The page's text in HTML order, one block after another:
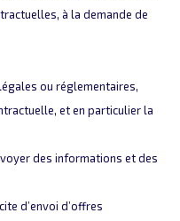
à la demande de
ou réglementaires,
et en particulier la
des informations et des
d’envoi d’offres